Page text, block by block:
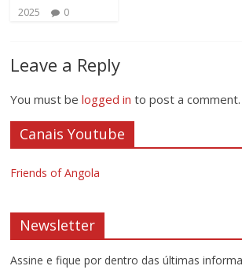
2025
0
Leave a Reply
You must belogged in to post a comment.
Canais Youtube
Friends of Angola
Newsletter
Assine e fique por dentro das últimas